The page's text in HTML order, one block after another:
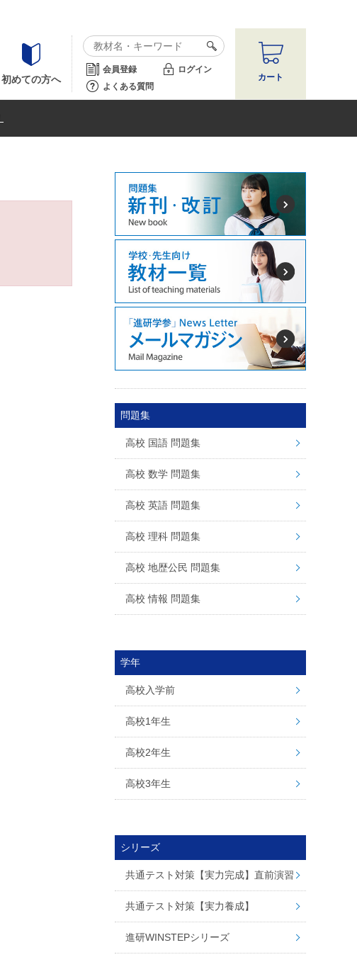
初めての方へ
会員登録
ログイン
よくある質問
カート
問題集
高校 国語 問題集
高校 数学 問題集
高校 英語 問題集
高校 理科 問題集
高校 地歴公民 問題集
高校 情報 問題集
学年
高校入学前
高校1年生
高校2年生
高校3年生
シリーズ
共通テスト対策【実力完成】直前演習
共通テスト対策【実力養成】
進研WINSTEPシリーズ